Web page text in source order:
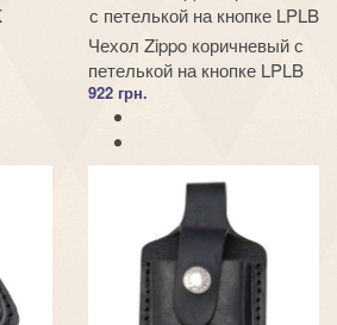
Чехол Zippo коричневый с
петелькой на кнопке LPLB
922 грн.